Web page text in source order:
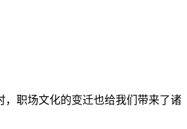
职场文化的变迁也给我们带来了诸